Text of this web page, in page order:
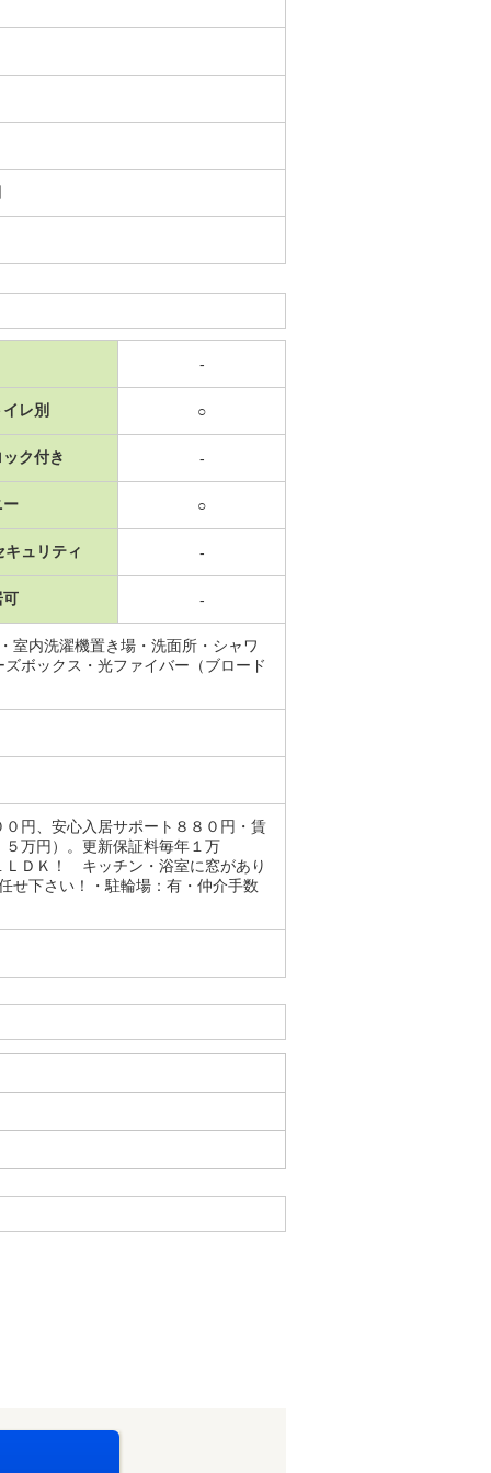
-
レ別 ○
ク付き -
ー ○
キュリティ -
可 -
室内洗濯機置き場・洗面所・シャワ
ボックス・光ファイバー（ブロード
円、安心入居サポート８８０円・賃
万円）。更新保証料毎年１万
ＤＫ！ キッチン・浴室に窓があり
せ下さい！・駐輪場：有・仲介手数